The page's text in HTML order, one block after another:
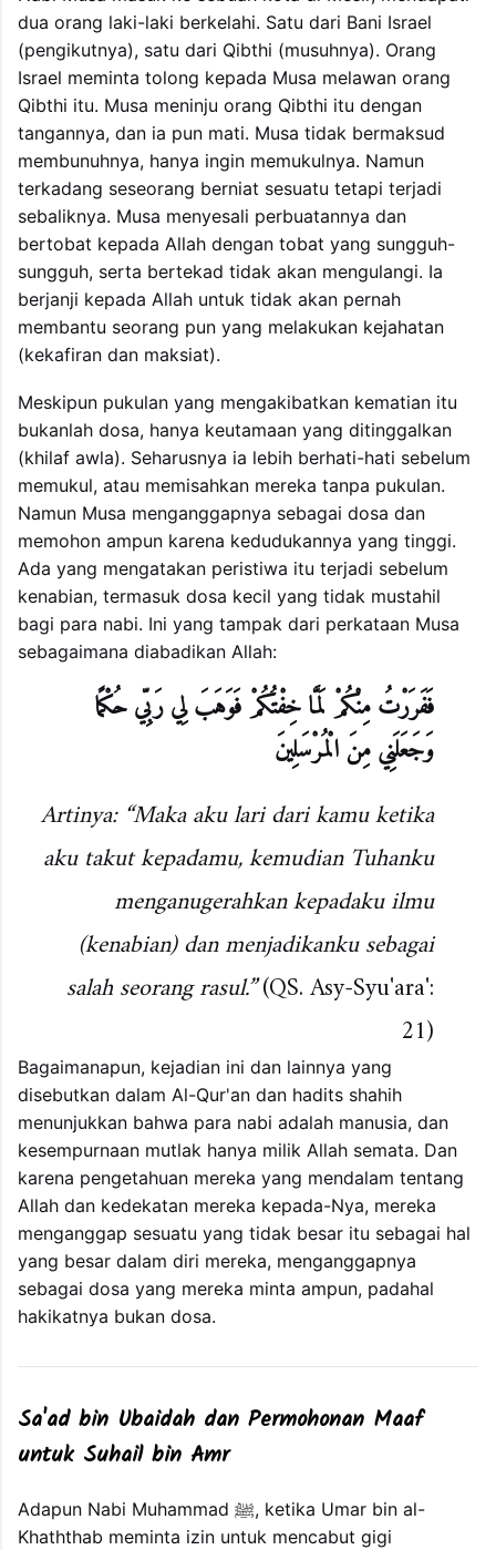
dua orang laki-laki berkelahi. Satu dari Bani Israel
(pengikutnya), satu dari Qibthi (musuhnya). Orang
Israel meminta tolong kepada Musa melawan orang
Qibthi itu. Musa meninju orang Qibthi itu dengan
tangannya, dan ia pun mati. Musa tidak bermaksud
membunuhnya, hanya ingin memukulnya. Namun
terkadang seseorang berniat sesuatu tetapi terjadi
sebaliknya. Musa menyesali perbuatannya dan
bertobat kepada Allah dengan tobat yang sungguh-
sungguh, serta bertekad tidak akan mengulangi. Ia
berjanji kepada Allah untuk tidak akan pernah
membantu seorang pun yang melakukan kejahatan
(kekafiran dan maksiat).
Meskipun pukulan yang mengakibatkan kematian itu
bukanlah dosa, hanya keutamaan yang ditinggalkan
(khilaf awla). Seharusnya ia lebih berhati-hati sebelum
memukul, atau memisahkan mereka tanpa pukulan.
Namun Musa menganggapnya sebagai dosa dan
memohon ampun karena kedudukannya yang tinggi.
Ada yang mengatakan peristiwa itu terjadi sebelum
kenabian, termasuk dosa kecil yang tidak mustahil
bagi para nabi. Ini yang tampak dari perkataan Musa
sebagaimana diabadikan Allah:
فَفَرَرْتُ مِنْكُمْ لَمَّا خِفْتُكُمْ فَوَهَبَ لِي رَبِّي حُكْمًا
وَجَعَلَنِي مِنَ الْمُرْسَلِينَ
Artinya: “Maka aku lari dari kamu ketika
aku takut kepadamu, kemudian Tuhanku
menganugerahkan kepadaku ilmu
(kenabian) dan menjadikanku sebagai
salah seorang rasul.”(QS. Asy-Syu'ara':
21)
Bagaimanapun, kejadian ini dan lainnya yang
disebutkan dalam Al-Qur'an dan hadits shahih
menunjukkan bahwa para nabi adalah manusia, dan
kesempurnaan mutlak hanya milik Allah semata. Dan
karena pengetahuan mereka yang mendalam tentang
Allah dan kedekatan mereka kepada-Nya, mereka
menganggap sesuatu yang tidak besar itu sebagai hal
yang besar dalam diri mereka, menganggapnya
sebagai dosa yang mereka minta ampun, padahal
hakikatnya bukan dosa.
Sa'ad bin Ubaidah dan Permohonan Maaf
untuk Suhail bin Amr
Adapun Nabi Muhammad ﷺ, ketika Umar bin al-
Khaththab meminta izin untuk mencabut gigi